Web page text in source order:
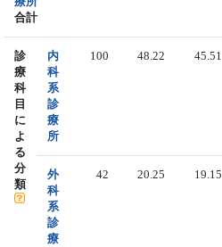
合計
診
療
科
目
に
よ
る
分
類
内
科
系
診
療
所
100 48.22 45.51
外
科
系
診
療
42 20.25 19.15